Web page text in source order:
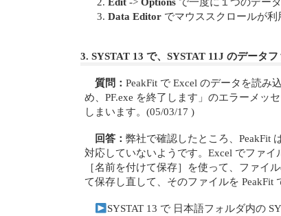
Data Editor でマウススクロールが利
3. SYSTAT 13 で、SYSTAT 11J のデータ
質問：PeakFit で Excel のデータを読み
め、PF.exe を終了します」のエラーメッ
しまいます。(05/03/17 )
回答：弊社で確認したところ、PeakFit
対応していないようです。Excel でファ
［名前を付けて保存］を使って、ファイ
て保存し直して、そのファイルを PeakFit
SYSTAT 13 で 日本語フォルダ内の